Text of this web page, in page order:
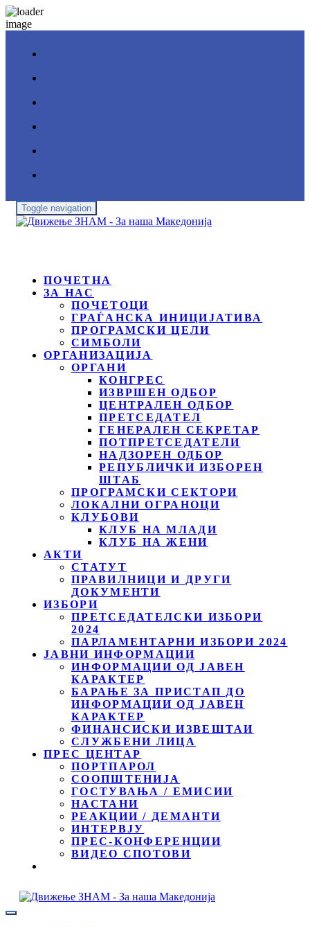
Toggle navigation
ПОЧЕТНА
ЗА НАС
ПОЧЕТОЦИ
ГРАЃАНСКА ИНИЦИЈАТИВА
ПРОГРАМСКИ ЦЕЛИ
СИМБОЛИ
ОРГАНИЗАЦИЈА
ОРГАНИ
КОНГРЕС
ИЗВРШЕН ОДБОР
ЦЕНТРАЛЕН ОДБОР
ПРЕТСЕДАТЕЛ
ГЕНЕРАЛЕН СЕКРЕТАР
ПОТПРЕТСЕДАТЕЛИ
НАДЗОРЕН ОДБОР
РЕПУБЛИЧКИ ИЗБОРЕН
ШТАБ
ПРОГРАМСКИ СЕКТОРИ
ЛОКАЛНИ ОГРАНОЦИ
КЛУБОВИ
КЛУБ НА МЛАДИ
КЛУБ НА ЖЕНИ
АКТИ
СТАТУТ
ПРАВИЛНИЦИ И ДРУГИ
ДОКУМЕНТИ
ИЗБОРИ
ПРЕТСЕДАТЕЛСКИ ИЗБОРИ
2024
ПАРЛАМЕНТАРНИ ИЗБОРИ 2024
ЈАВНИ ИНФОРМАЦИИ
ИНФОРМАЦИИ ОД ЈАВЕН
КАРАКТЕР
БАРАЊЕ ЗА ПРИСТАП ДО
ИНФОРМАЦИИ ОД ЈАВЕН
КАРАКТЕР
ФИНАНСИСКИ ИЗВЕШТАИ
СЛУЖБЕНИ ЛИЦА
ПРЕС ЦЕНТАР
ПОРТПАРОЛ
СООПШТЕНИЈА
ГОСТУВАЊА / ЕМИСИИ
НАСТАНИ
РЕАКЦИИ / ДЕМАНТИ
ИНТЕРВЈУ
ПРЕС-КОНФЕРЕНЦИИ
ВИДЕО СПОТОВИ